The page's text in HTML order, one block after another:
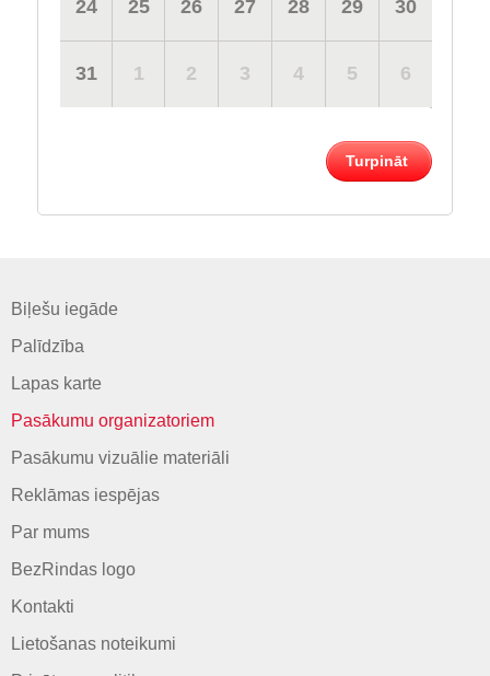
24 25 26 27 28 29 30
31 1 2 3 4 5 6
Turpināt
Biļešu iegāde
Palīdzība
Lapas karte
Pasākumu organizatoriem
Pasākumu vizuālie materiāli
Reklāmas iespējas
Par mums
BezRindas logo
Kontakti
Lietošanas noteikumi